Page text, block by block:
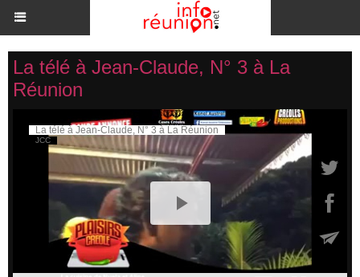
La télé à Jean-Claude, N° 3 à La
Réunion